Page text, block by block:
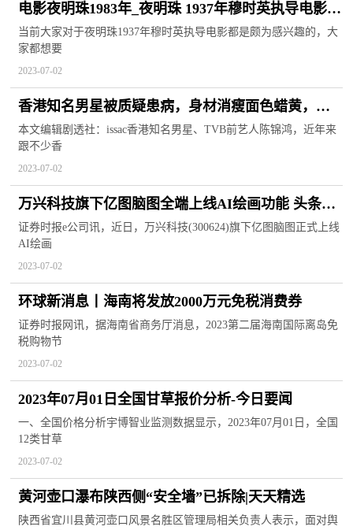
电影夜明珠1983年_夜明珠 1937年穆时英执导电影
环球新消息
当前大家对于夜明珠1937年穆时英执导电影都是颇为感兴趣的，大
家都想要
2023-07-02
香港知名男星被质疑患病，身材消瘦面色蜡黄，网
友直呼不敢认
本文编辑剧透社：issac香港知名男星、TVB前艺人陈锦鸿，近年来
跟不少香
2023-07-02
万兴科技旗下亿图脑图全端上线AI绘画功能 头条焦
点
证券时报e公司讯，近日，万兴科技(300624)旗下亿图脑图正式上线
AI绘画
2023-07-02
环球新消息丨海南将发放2000万元免税消费券
证券时报网讯，据海南省商务厅消息，2023第二届海南国际离岛免
税购物节
2023-07-02
2023年07月01日全国甘草报价分析-今日要闻
一、全国价格分析宇博智业监测数据显示，2023年07月01日，全国
12类甘草
2023-07-02
黄河壶口瀑布陕西侧“安全墙”已拆除|天天精选
陕西省宜川县黄河壶口风景名胜区管理局相关负责人表示，面对舆